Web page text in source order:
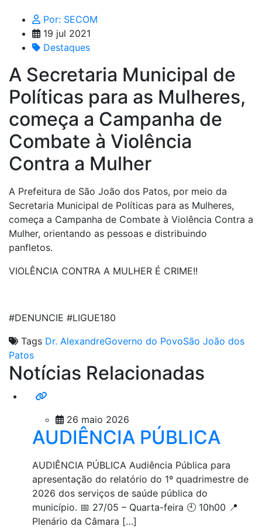
Por: SECOM
19 jul 2021
Destaques
A Secretaria Municipal de
Políticas para as Mulheres,
começa a Campanha de
Combate à Violência
Contra a Mulher
A Prefeitura de São João dos Patos, por meio da
Secretaria Municipal de Políticas para as Mulheres,
começa a Campanha de Combate à Violência Contra a
Mulher, orientando as pessoas e distribuindo
panfletos.
VIOLÊNCIA CONTRA A MULHER É CRIME!!
#DENUNCIE #LIGUE180
Tags Dr. AlexandreGoverno do PovoSão João dos
Patos
Notícias Relacionadas
26 maio 2026
AUDIÊNCIA PÚBLICA
AUDIÊNCIA PÚBLICA Audiência Pública para
apresentação do relatório do 1º quadrimestre de
2026 dos serviços de saúde pública do
município. 📅 27/05 – Quarta-feira 🕙 10h00 📍
Plenário da Câmara […]